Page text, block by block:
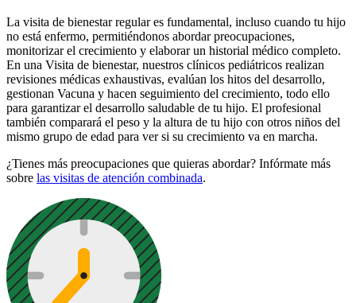
La visita de bienestar regular es fundamental, incluso cuando tu hijo
no está enfermo, permitiéndonos abordar preocupaciones,
monitorizar el crecimiento y elaborar un historial médico completo.
En una Visita de bienestar, nuestros clínicos pediátricos realizan
revisiones médicas exhaustivas, evalúan los hitos del desarrollo,
gestionan Vacuna y hacen seguimiento del crecimiento, todo ello
para garantizar el desarrollo saludable de tu hijo. El profesional
también comparará el peso y la altura de tu hijo con otros niños del
mismo grupo de edad para ver si su crecimiento va en marcha.
¿Tienes más preocupaciones que quieras abordar? Infórmate más
sobre las visitas de atención combinada.